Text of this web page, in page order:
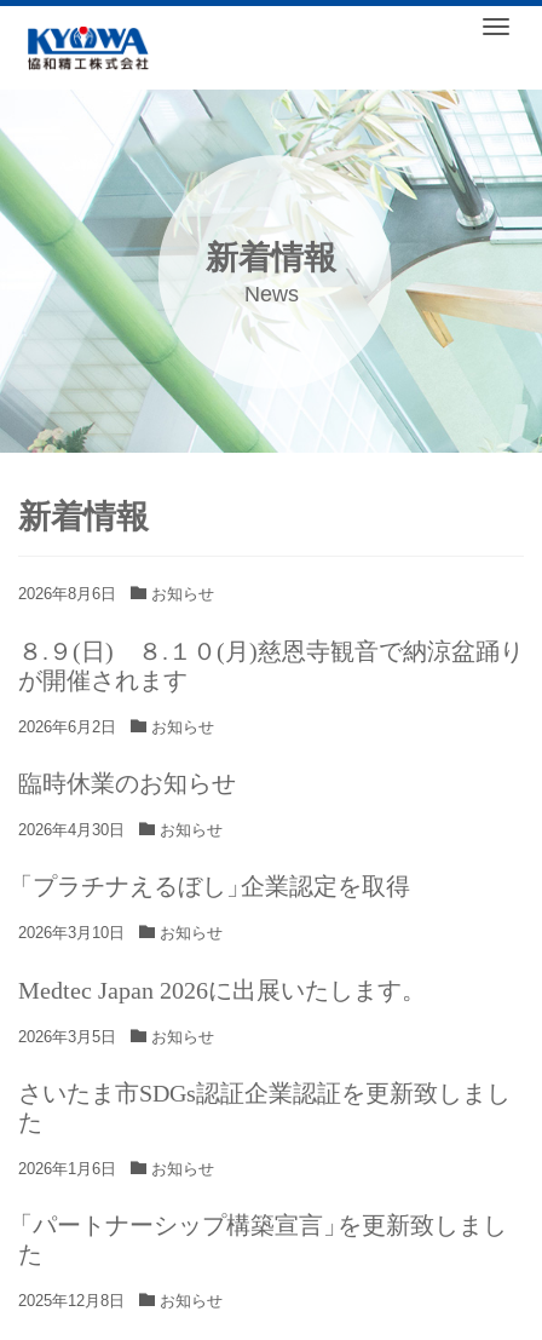
新着情報
News
新着情報
2026年8月6日 お知らせ
８.９(日) ８.１０(月)慈恩寺観音で納涼盆踊り
が開催されます
2026年6月2日 お知らせ
臨時休業のお知らせ
2026年4月30日 お知らせ
「 プラチナえるぼし 」企業認定を取得
2026年3月10日 お知らせ
Medtec Japan 2026に出展いたします。
2026年3月5日 お知らせ
さいたま市SDGs認証企業認証を更新致しまし
た
2026年1月6日 お知らせ
「 パートナーシップ構築宣言 」を更新致しまし
た
2025年12月8日 お知らせ